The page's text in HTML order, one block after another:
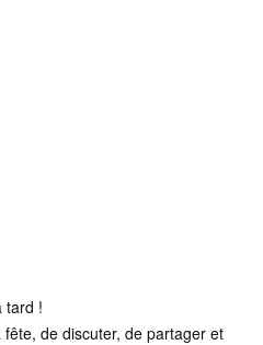
tard !
de discuter, de partager et